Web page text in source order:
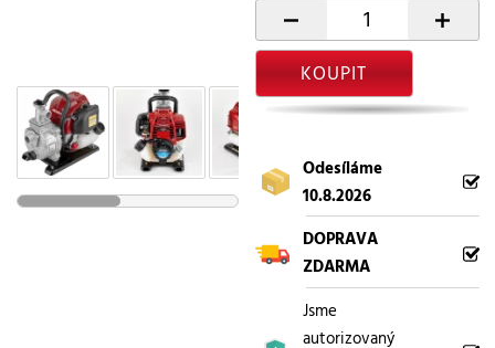
- +
KOUPIT
Odesíláme
10.8.2026
DOPRAVA
ZDARMA
Jsme
autorizovaný